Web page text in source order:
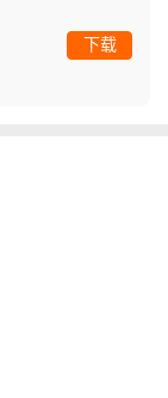
下载